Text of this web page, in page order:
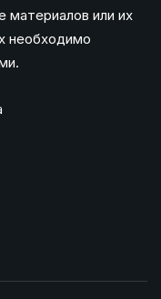
или их
необходимо